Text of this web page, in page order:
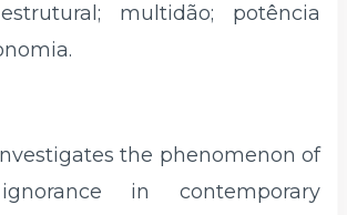
multidão; potência
the phenomenon of
in contemporary